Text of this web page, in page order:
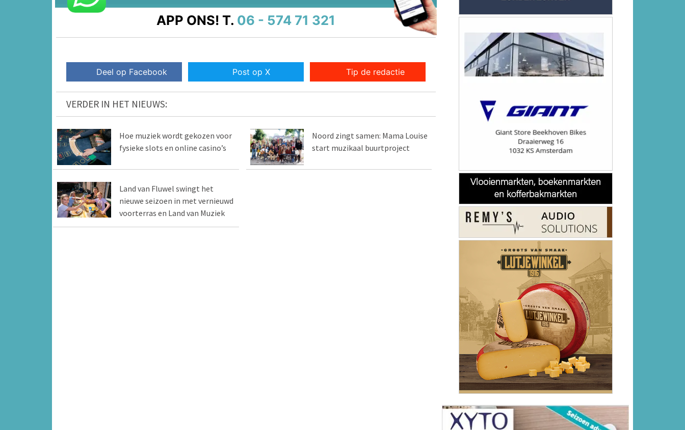
APP ONS! T. 06 - 574 71 321
Deel op Facebook Post op X Tip de redactie
VERDER IN HET NIEUWS:
Hoe muziek wordt gekozen voor
fysieke slots en online casino’s
Noord zingt samen: Mama Louise
start muzikaal buurtproject
Land van Fluwel swingt het
nieuwe seizoen in met vernieuwd
voorterras en Land van Muziek